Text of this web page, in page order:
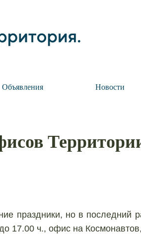
Объявления Новости
праздники, но в последний
17.00 ч., офис на